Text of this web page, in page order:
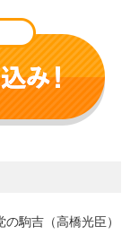
駒吉（高橋光臣）